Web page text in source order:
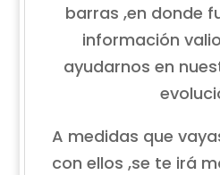
barras ,en donde
información
ayudarnos en
A medidas que
con ellos ,se te irá